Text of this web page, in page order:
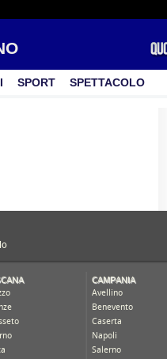
SPORT SPETTACOLO